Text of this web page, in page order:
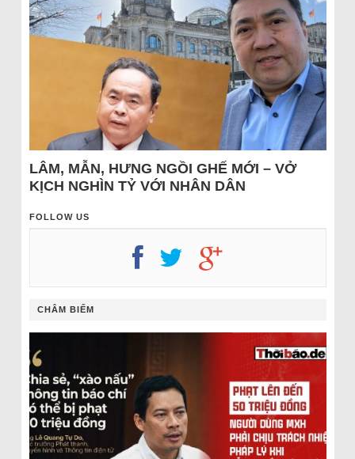
LÂM, MẪN, HƯNG NGỒI GHẾ MỚI – VỞ
KỊCH NGHÌN TỶ VỚI NHÂN DÂN
FOLLOW US
CHÂM BIẾM